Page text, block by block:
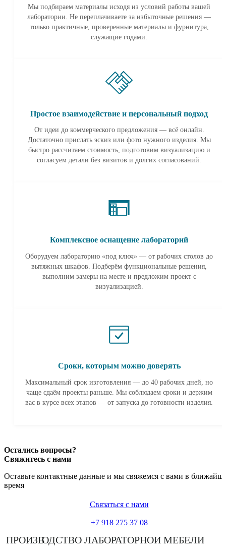
Мы подбираем материалы исходя из условий работы вашей
лаборатории. Не переплачиваете за избыточные решения —
только практичные, проверенные материалы и фурнитура,
служащие годами.
Простое взаимодействие и персональный подход
От идеи до коммерческого предложения — всё онлайн.
Достаточно прислать эскиз или фото нужного изделия. Мы
быстро рассчитаем стоимость, подготовим визуализацию и
согласуем детали без визитов и долгих согласований.
Комплексное оснащение лабораторий
Оборудуем лабораторию «под ключ» — от рабочих столов до
вытяжных шкафов. Подберём функциональные решения,
выполним замеры на месте и предложим проект с
визуализацией.
Сроки, которым можно доверять
Максимальный срок изготовления — до 40 рабочих дней, но
чаще сдаём проекты раньше. Мы соблюдаем сроки и держим
вас в курсе всех этапов — от запуска до готовности изделия.
Остались вопросы?
Свяжитесь с нами
Оставьте контактные данные и мы свяжемся с вами в
время
Связаться с нами
+7 918 275 37 08
ПРОИЗВОДСТВО ЛАБОРАТОРНОЙ МЕБЕЛИ